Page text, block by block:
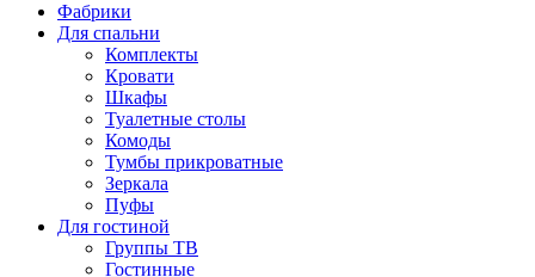
Фабрики
Для спальни
Комплекты
Кровати
Шкафы
Туалетные столы
Комоды
Тумбы прикроватные
Зеркала
Пуфы
Для гостиной
Группы ТВ
Гостинные